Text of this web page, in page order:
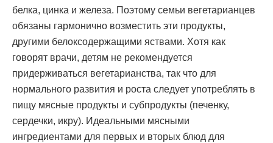
белка, цинка и железа. Поэтому семьи вегетарианцев
обязаны гармонично возместить эти продукты,
другими белоксодержащими яствами. Хотя как
говорят врачи, детям не рекомендуется
придерживаться вегетарианства, так что для
нормального развития и роста следует употреблять в
пищу мясные продукты и субпродукты (печенку,
сердечки, икру). Идеальными мясными
ингредиентами для первых и вторых блюд для